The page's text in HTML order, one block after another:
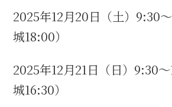
犬千代ルート
加藤清正と名古屋の関係
2025年12月20日（土）9:30
城18:00）
2025年12月21日（日）9:30
城16:30）